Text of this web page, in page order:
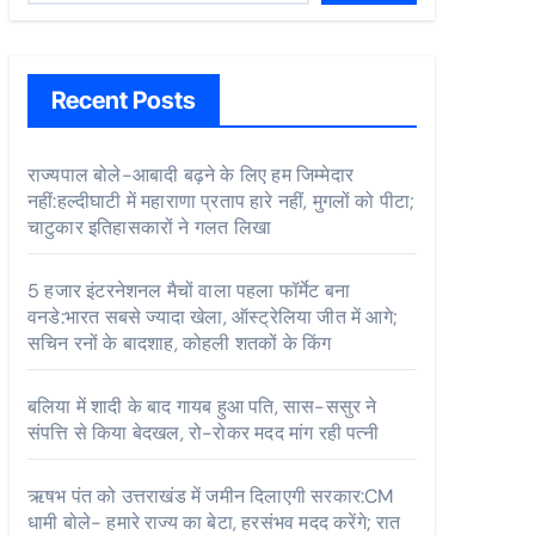
Recent Posts
राज्यपाल बोले-आबादी बढ़ने के लिए हम जिम्मेदार
नहीं:हल्दीघाटी में महाराणा प्रताप हारे नहीं, मुगलों को पीटा;
चाटुकार इतिहासकारों ने गलत लिखा
5 हजार इंटरनेशनल मैचों वाला पहला फॉर्मेट बना
वनडे:भारत सबसे ज्यादा खेला, ऑस्ट्रेलिया जीत में आगे;
सचिन रनों के बादशाह, कोहली शतकों के किंग
बलिया में शादी के बाद गायब हुआ पति, सास-ससुर ने
संपत्ति से किया बेदखल, रो-रोकर मदद मांग रही पत्नी
ऋषभ पंत को उत्तराखंड में जमीन दिलाएगी सरकार:CM
धामी बोले- हमारे राज्य का बेटा, हरसंभव मदद करेंगे; रात